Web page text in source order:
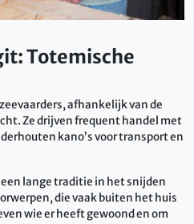
Totemische
afhankelijk van de
Ze drijven frequent handel met
kano’s voor transport en
lange traditie in het snijden
die vaak buiten het huis
wie er heeft gewoond en om